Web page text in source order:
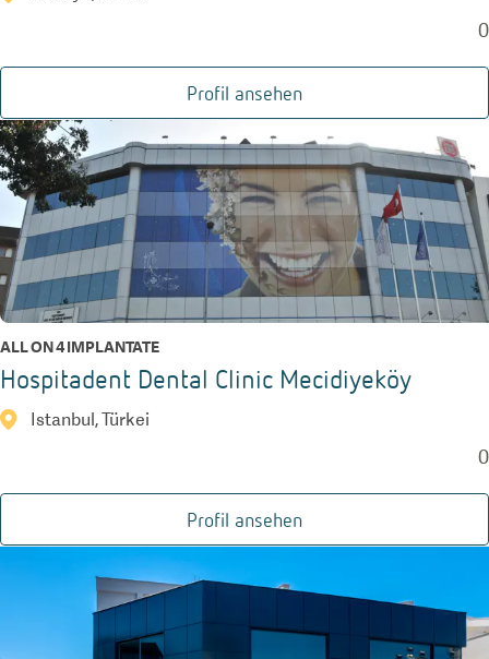
0
Profil ansehen
ALL ON 4 IMPLANTATE
Hospitadent Dental Clinic Mecidiyeköy
Istanbul, Türkei
0
Profil ansehen